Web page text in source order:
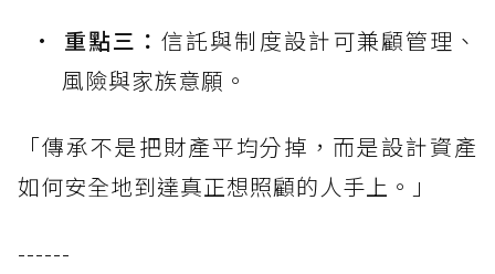
重點三：信託與制度設計可兼顧管理、
風險與家族意願。
「傳承不是把財產平均分掉，而是設計資產
如何安全地到達真正想照顧的人手上。」
------